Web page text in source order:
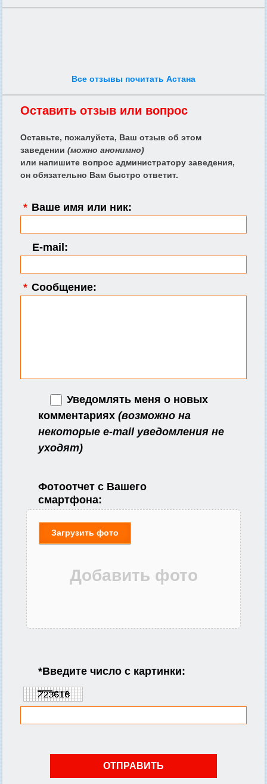
Все отзывы почитать Астана
Оставить отзыв или вопрос
Оставьте, пожалуйста, Ваш отзыв об этом
заведении (можно анонимно)
или напишите вопрос администратору заведения,
он обязательно Вам быстро ответит.
* Ваше имя или ник:
E-mail:
* Сообщение:
Уведомлять меня о новых
комментариях (возможно на
некоторые e-mail уведомления не
уходят)
Фотоотчет с Вашего
смартфона:
Загрузить фото
*Введите число с картинки: